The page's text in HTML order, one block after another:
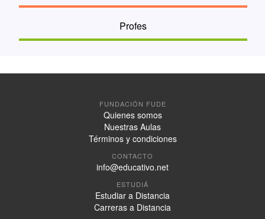
Profes
FUNDACIÓN FUDE
Quienes somos
Nuestras Aulas
Términos y condiciones
CONTACTO
info@educativo.net
ESTUDIÁ
Estudiar a Distancia
Carreras a Distancia